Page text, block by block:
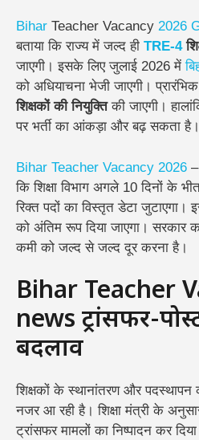
Bihar Teacher Vacancy 2026
बताया कि राज्य में जल्द ही TRE-4
जाएगी। इसके लिए जुलाई 2026 में
को अधियाचना भेजी जाएगी।
शिक्षकों की नियुक्तिकी जाएगी।
पर भर्ती का आंकड़ा और बढ़ सकता है।
Bihar Teacher Vacancy 2026
कि शिक्षा विभाग अगले 10 दिनों के
रिक्त पदों का विस्तृत डेटा जुटाएगा।
को अंतिम रूप दिया जाएगा। सरकार
कमी को जल्द से जल्द दूर करना है।
Bihar Teacher
news ट्रांसफर-
बदलाव
शिक्षकों के स्थानांतरण और पदस्थापन
नजर आ रही है। शिक्षा मंत्री के
ट्रांसफर मामलों का निष्पादन कर